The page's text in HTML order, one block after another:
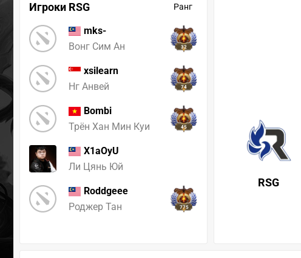
Игроки RSG Ранг
mks-
Вонг Сим Ан
32
xsilearn
Нг Анвей
74
Bombi
Трён Хан Мин Куи
45
X1aOyU
Ли Цянь Юй
Roddgeee
Роджер Тан
775
RSG